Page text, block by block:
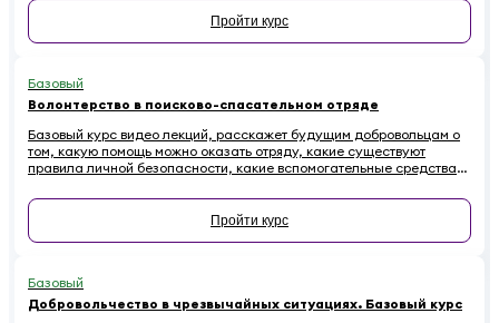
Пройти курс
Базовый
Волонтерство в поисково-спасательном отряде
Базовый курс видео лекций, расскажет будущим добровольцам о
том, какую помощь можно оказать отряду, какие существуют
правила личной безопасности, какие вспомогательные средства
Пройти курс
Базовый
Добровольчество в чрезвычайных ситуациях. Базовый курс